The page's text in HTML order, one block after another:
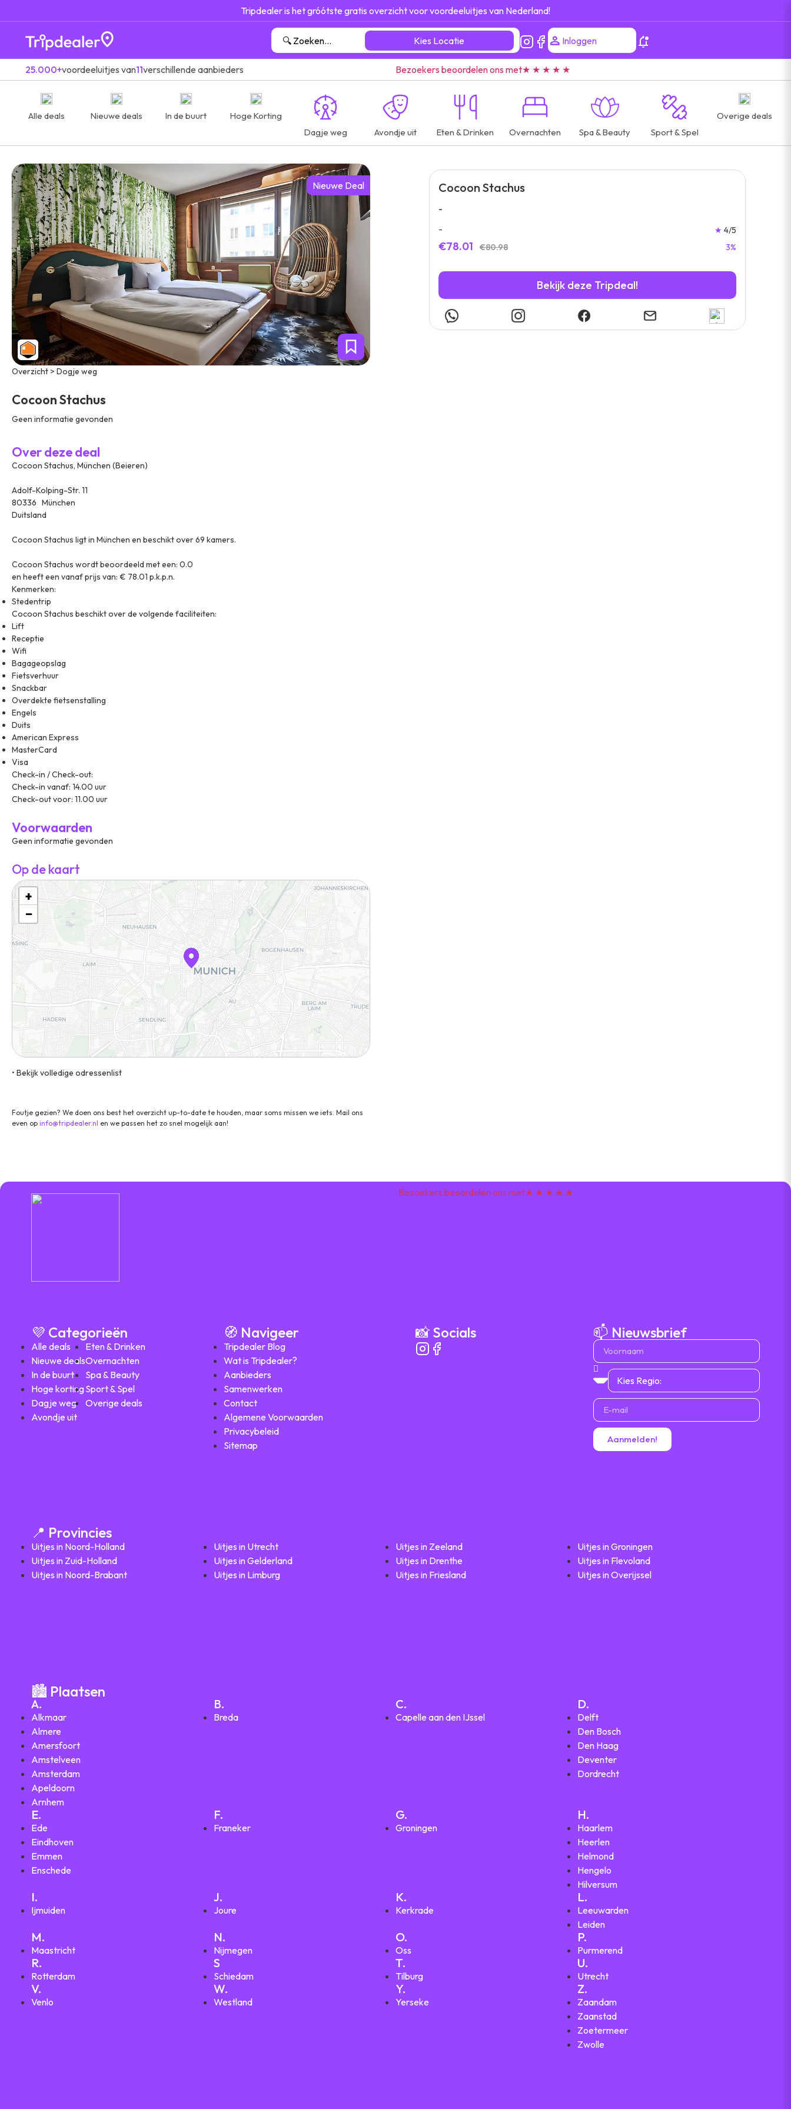
Tripdealer is het gróótste gratis overzicht voor voordeeluitjes van Nederland!
Kies Locatie Inloggen
25.000+voordeeluitjes van11verschillende aanbieders Bezoekers beoordelen ons met★ ★ ★ ★ ★
Alle deals Nieuwe deals In de buurt
Hoge Korting
Dagje weg
Avondje uit Eten & Drinken Overnachten Spa & Beauty Sport & Spel
Overige deals
Nieuwe Deal
Overzicht > Dogje weg
Cocoon Stachus
Geen informatie gevonden
Over deze deal
Cocoon Stachus, München (Beieren)
Adolf-Kolping-Str. 11
80336 München
Duitsland
Cocoon Stachus ligt in München en beschikt over 69 kamers.
Cocoon Stachus wordt beoordeeld met een: 0.0
en heeft een vanaf prijs van: € 78.01 p.k.p.n.
Kenmerken:
Stedentrip
Cocoon Stachus beschikt over de volgende faciliteiten:
Lift
Receptie
Wifi
Bagageopslag
Fietsverhuur
Snackbar
Overdekte fietsenstalling
Engels
Duits
American Express
MasterCard
Visa
Check-in / Check-out:
Check-in vanaf: 14.00 uur
Check-out voor: 11.00 uur
Voorwaarden
Geen informatie gevonden
Op de kaart
+
−
• Bekijk volledige odressenlist
Foutje gezien? We doen ons best het overzicht up-to-date te houden, maar soms missen we iets. Mail ons
even op info@tripdealer.nl en we passen het zo snel mogelijk aan!
Cocoon Stachus
-
-
€78.01 €80.98
★ 4/5
3%
Bekijk deze Tripdeal!
Bezoekers beoordelen ons met★ ★ ★ ★ ★
💜 Categorieën
Alle deals
Nieuwe deals
In de buurt
Hoge korting
Dagje weg
Avondje uit
Eten & Drinken
Overnachten
Spa & Beauty
Sport & Spel
Overige deals
🧭 Navigeer
Tripdealer Blog
Wat is Tripdealer?
Aanbieders
Samenwerken
Contact
Algemene Voorwaarden
Privacybeleid
Sitemap
📸 Socials 📫 Nieuwsbrief
Aanmelden!
📍 Provincies
Uitjes in Noord-Holland
Uitjes in Zuid-Holland
Uitjes in Noord-Brabant
Uitjes in Utrecht
Uitjes in Gelderland
Uitjes in Limburg
Uitjes in Zeeland
Uitjes in Drenthe
Uitjes in Friesland
Uitjes in Groningen
Uitjes in Flevoland
Uitjes in Overijssel
🏙️ Plaatsen
A.
Alkmaar
Almere
Amersfoort
Amstelveen
Amsterdam
Apeldoorn
Arnhem
B.
Breda
C.
Capelle aan den IJssel
D.
Delft
Den Bosch
Den Haag
Deventer
Dordrecht
E.
Ede
Eindhoven
Emmen
Enschede
F.
Franeker
G.
Groningen
H.
Haarlem
Heerlen
Helmond
Hengelo
Hilversum
I.
Ijmuiden
J.
Joure
K.
Kerkrade
L.
Leeuwarden
Leiden
M.
Maastricht
N.
Nijmegen
O.
Oss
P.
Purmerend
R.
Rotterdam
S
Schiedam
T.
Tilburg
U.
Utrecht
V.
Venlo
W.
Westland
Y.
Yerseke
Z.
Zaandam
Zaanstad
Zoetermeer
Zwolle